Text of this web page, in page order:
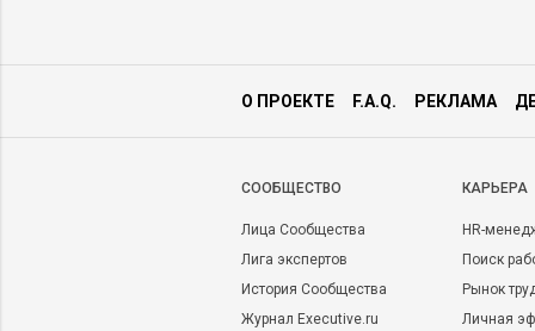
О ПРОЕКТЕ F.A.Q. РЕКЛАМА
CООБЩЕСТВО
Лица Сообщества
Лига экспертов
История Сообщества
Журнал Executive.ru
КАРЬЕРА
HR-
Поиск
Рынок
Личная